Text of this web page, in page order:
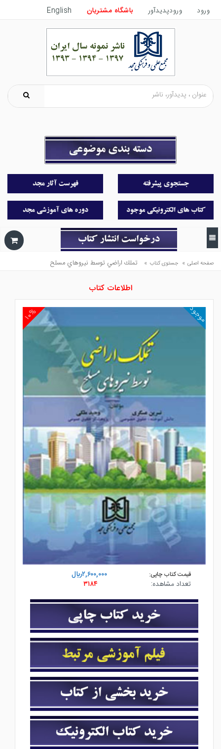
ورود ورودپدیدآور باشگاه مشتریان English
صفحه اصلی » جستوی کتاب » تملك اراضي توسط نيروهاي مسلح
اطلاعات کتاب
۱۰% موجود
قیمت کتاب چاپی:
۲,۶۰۰,۰۰۰ريال
تعداد مشاهده:
۳۱۸۴